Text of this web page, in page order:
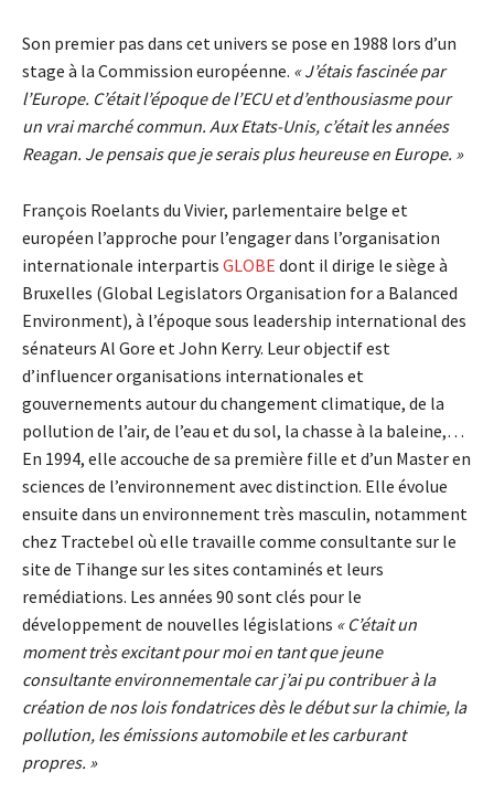
Son premier pas dans cet univers se pose en 1988 lors d’un
stage à la Commission européenne. « J’étais fascinée par
l’Europe. C’était l’époque de l’ECU et d’enthousiasme pour
un vrai marché commun. Aux Etats-Unis, c’était les années
Reagan. Je pensais que je serais plus heureuse en Europe. »
François Roelants du Vivier, parlementaire belge et
européen l’approche pour l’engager dans l’organisation
internationale interpartis GLOBE dont il dirige le siège à
Bruxelles (Global Legislators Organisation for a Balanced
Environment), à l’époque sous leadership international des
sénateurs Al Gore et John Kerry. Leur objectif est
d’influencer organisations internationales et
gouvernements autour du changement climatique, de la
pollution de l’air, de l’eau et du sol, la chasse à la baleine,…
En 1994, elle accouche de sa première fille et d’un Master en
sciences de l’environnement avec distinction. Elle évolue
ensuite dans un environnement très masculin, notamment
chez Tractebel où elle travaille comme consultante sur le
site de Tihange sur les sites contaminés et leurs
remédiations. Les années 90 sont clés pour le
développement de nouvelles législations « C’était un
moment très excitant pour moi en tant que jeune
consultante environnementale car j’ai pu contribuer à la
création de nos lois fondatrices dès le début sur la chimie, la
pollution, les émissions automobile et les carburant
propres. »